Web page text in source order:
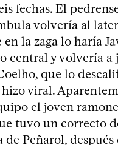
fechas. El
volvería al
la zaga lo haría
central y volvería a
que lo
viral.
el joven
tuvo un correcto
Peñarol, después